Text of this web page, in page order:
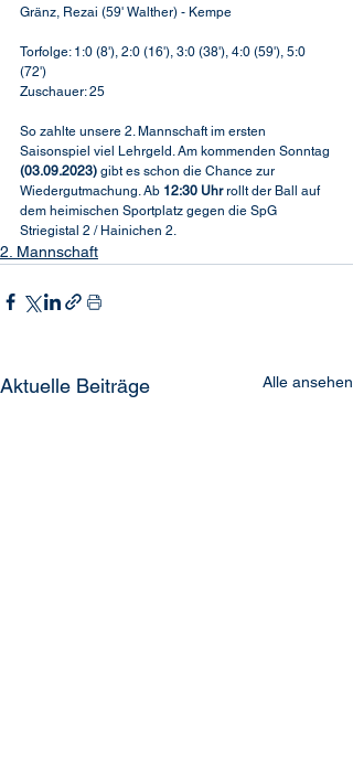
Gränz, Rezai (59' Walther) - Kempe
Torfolge: 1:0 (8'), 2:0 (16'), 3:0 (38'), 4:0 (59'), 5:0
(72')
Zuschauer: 25
So zahlte unsere 2. Mannschaft im ersten
Saisonspiel viel Lehrgeld. Am kommenden Sonntag
(03.09.2023) gibt es schon die Chance zur
Wiedergutmachung. Ab 12:30 Uhr rollt der Ball auf
dem heimischen Sportplatz gegen die SpG
Striegistal 2 / Hainichen 2.
2. Mannschaft
Aktuelle Beiträge Alle ansehen